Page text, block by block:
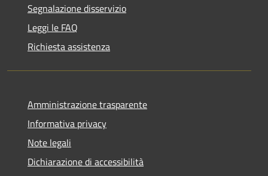
Segnalazione disservizio
Leggi le FAQ
Richiesta assistenza
Amministrazione trasparente
Informativa privacy
Note legali
Dichiarazione di accessibilità